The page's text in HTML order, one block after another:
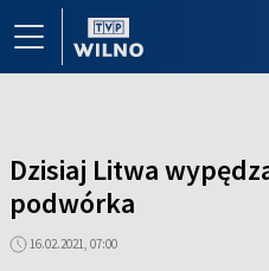
Dzisiaj Litwa
podwórka
16.02.2021, 07:00